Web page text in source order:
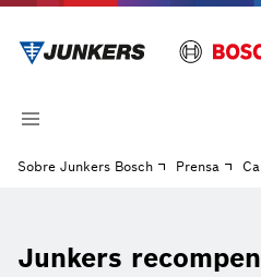
Sobre Junkers Bosch Prensa
Junkers